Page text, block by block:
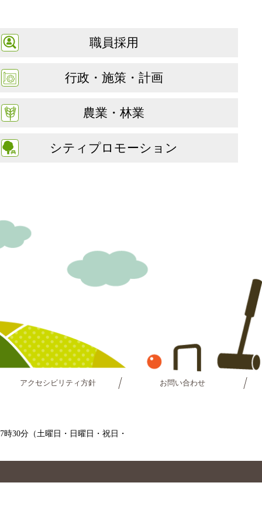
職員採用
行政・施策・計画
農業・林業
シティプロモーション
アクセシビリティ方針 お問い合わせ
時30分（土曜日・日曜日・祝日・